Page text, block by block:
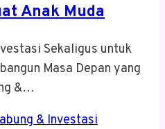
Anak Muda
Sekaligus untuk
Masa Depan yang
&…
& Investasi